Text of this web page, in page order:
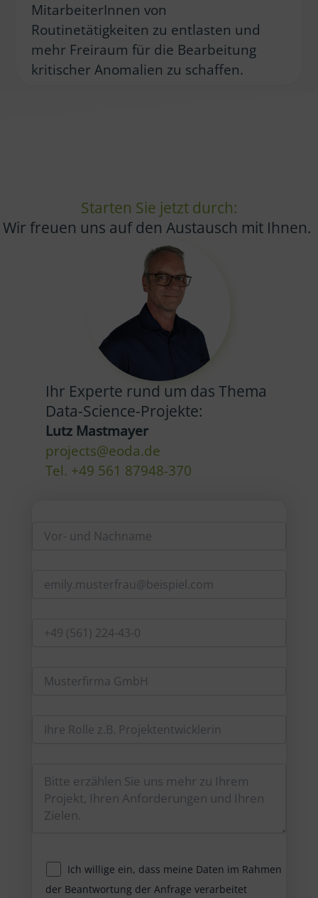
MitarbeiterInnen von
Routinetätigkeiten zu entlasten und
mehr Freiraum für die Bearbeitung
kritischer Anomalien zu schaffen.
Starten Sie jetzt durch:
Wir freuen uns auf den Austausch mit Ihnen.
Ihr Experte rund um das Thema
Data-Science-Projekte:
Lutz Mastmayer
projects@eoda.de
Tel. +49 561 87948-370
Ich willige ein, dass meine Daten im Rahmen
der Beantwortung der Anfrage verarbeitet